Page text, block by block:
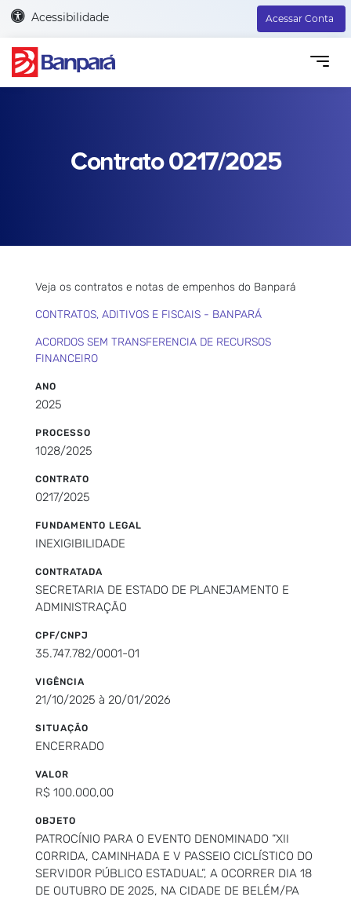
Acessibilidade Acessar Conta
Contrato 0217/2025
Veja os contratos e notas de empenhos do Banpará
CONTRATOS, ADITIVOS E FISCAIS - BANPARÁ
ACORDOS SEM TRANSFERENCIA DE RECURSOS
FINANCEIRO
ANO
2025
PROCESSO
1028/2025
CONTRATO
0217/2025
FUNDAMENTO LEGAL
INEXIGIBILIDADE
CONTRATADA
SECRETARIA DE ESTADO DE PLANEJAMENTO E
ADMINISTRAÇÃO
CPF/CNPJ
35.747.782/0001-01
VIGÊNCIA
21/10/2025 à 20/01/2026
SITUAÇÃO
ENCERRADO
VALOR
R$ 100.000,00
OBJETO
PATROCÍNIO PARA O EVENTO DENOMINADO “XII
CORRIDA, CAMINHADA E V PASSEIO CICLÍSTICO DO
SERVIDOR PÚBLICO ESTADUAL”, A OCORRER DIA 18
DE OUTUBRO DE 2025, NA CIDADE DE BELÉM/PA